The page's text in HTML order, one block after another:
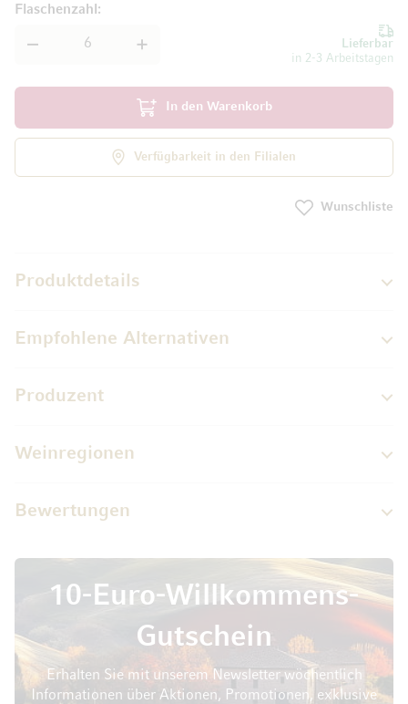
Lieferbar
in 2-3 Arbeitstagen
Flaschenzahl
In den Warenkorb
Verfügbarkeit in den Filialen
Wunschliste
Produktdetails
Empfohlene Alternativen
Produzent
Weinregionen
Bewertungen
10-Euro-Willkommens-
Gutschein
Erhalten Sie mit unserem Newsletter wöchentlich
Informationen über Aktionen, Promotionen, exklusive